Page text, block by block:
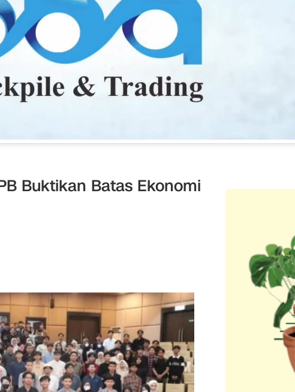
Buktikan Batas Ekonomi